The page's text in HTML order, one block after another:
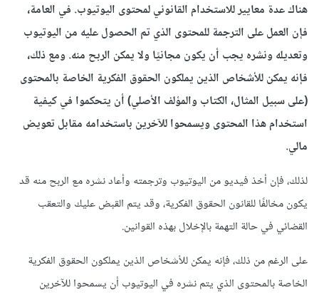
هناك عدة معايير للاستخدام القانوني لمحتوى اليوتيوب. في العامة،
فإن العمل على الترجمة للمحتوى الذي تم الحصول عليه من اليوتيوب
وتعديله ونشره يجب أن يكون مجانيًا ولا يمكن الربح منه. ومع ذلك،
فإنه يمكن للأشخاص الذين يملكون الحقوق الفكرية الخاصة بالمحتوى
(على سبيل المثال، الكتاب والمؤلف الأصلي) أن يتحكموا في كيفية
استخدام هذا المحتوى ويسمحوا للآخرين باستخدامه مقابل تعويض
مالي.
لذلك، فإن أخذ فيديو من اليوتيوب وترجمته وأعاد نشره مع الربح منه قد
يكون مخالفًا للقانون الحقوق الفكرية، وقد يتم القبض عليك والتعقب
القضائي في حالة التهمة بالإخلال بهذه القوانين.
على الرغم من ذلك، فإنه يمكن للأشخاص الذين يملكون الحقوق الفكرية
الخاصة بالمحتوى الذي يتم نشره في اليوتيوب أن يسمحوا للآخرين